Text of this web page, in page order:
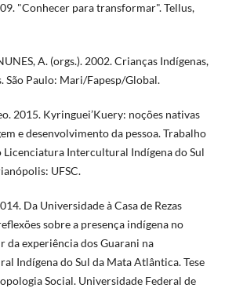
"Conhecer para transformar". Tellus,
A. (orgs.). 2002. Crianças Indígenas,
São Paulo: Mari/Fapesp/Global.
2015. Kyringuei’Kuery: noções nativas
e desenvolvimento da pessoa. Trabalho
Licenciatura Intercultural Indígena do Sul
UFSC.
Da Universidade à Casa de Rezas
sobre a presença indígena no
da experiência dos Guarani na
Indígena do Sul da Mata Atlântica. Tese
Social. Universidade Federal de